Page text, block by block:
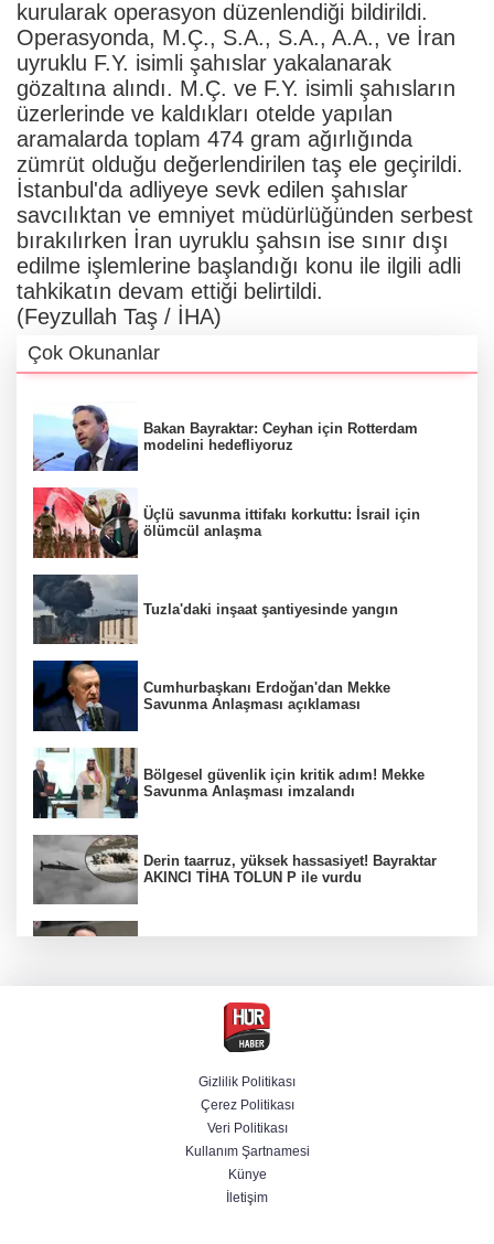
kurularak operasyon düzenlendiği bildirildi.
Operasyonda, M.Ç., S.A., S.A., A.A., ve İran
uyruklu F.Y. isimli şahıslar yakalanarak
gözaltına alındı. M.Ç. ve F.Y. isimli şahısların
üzerlerinde ve kaldıkları otelde yapılan
aramalarda toplam 474 gram ağırlığında
zümrüt olduğu değerlendirilen taş ele geçirildi.
İstanbul'da adliyeye sevk edilen şahıslar
savcılıktan ve emniyet müdürlüğünden serbest
bırakılırken İran uyruklu şahsın ise sınır dışı
edilme işlemlerine başlandığı konu ile ilgili adli
tahkikatın devam ettiği belirtildi.
(Feyzullah Taş / İHA)
Çok Okunanlar
Bakan Bayraktar: Ceyhan için Rotterdam
modelini hedefliyoruz
Üçlü savunma ittifakı korkuttu: İsrail için
ölümcül anlaşma
Tuzla'daki inşaat şantiyesinde yangın
Cumhurbaşkanı Erdoğan'dan Mekke
Savunma Anlaşması açıklaması
Bölgesel güvenlik için kritik adım! Mekke
Savunma Anlaşması imzalandı
Derin taarruz, yüksek hassasiyet! Bayraktar
AKINCI TİHA TOLUN P ile vurdu
Menderes Belediye Başkanı İlkay Çiçek
Hür Ağbaba soruşturmasında MASAK para
hareketlerini inceledi
Venezuela'da iktidar partisi ile muhalefet
Gizlilik Politikası
Çerez Politikası
Veri Politikası
Kullanım Şartnamesi
Künye
İletişim